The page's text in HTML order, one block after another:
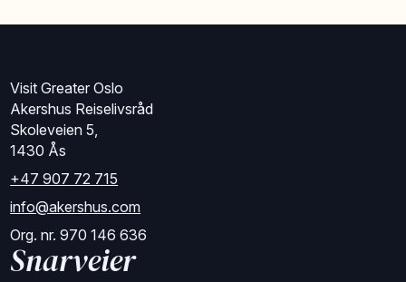
Visit Greater Oslo
Akershus Reiselivsråd
Skoleveien 5,
1430 Ås
+47 907 72 715
info@akershus.com
Org. nr. 970 146 636
Snarveier